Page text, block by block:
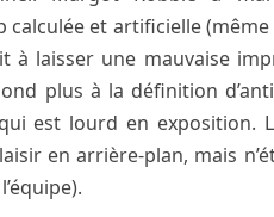
et artificielle
à laisser une mauvaise
plus à la définition
est lourd en exposition.
en arrière-plan, mais